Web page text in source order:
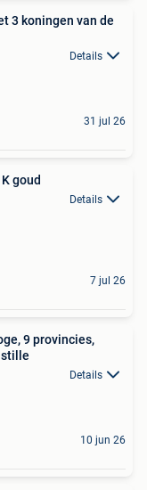
3 koningen van de
Details
31 jul 26
goud
Details
7 jul 26
Details
10 jun 26